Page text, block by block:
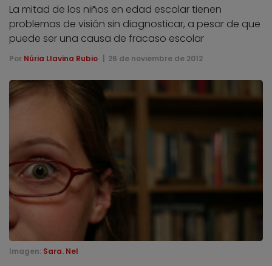
La mitad de los niños en edad escolar tienen
problemas de visión sin diagnosticar, a pesar de que
puede ser una causa de fracaso escolar
Por Núria Llavina Rubio 26 de noviembre de 2012
Imagen: Sara. Nel